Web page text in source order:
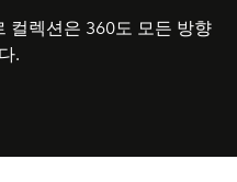
컬렉션은 360도 모든 방향
.